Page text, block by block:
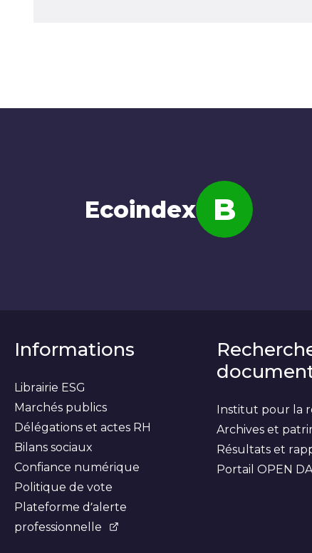
Note
Ecoindex B
Informations
Librairie ESG
Marchés publics
Délégations et actes RH
Bilans sociaux
Confiance numérique
Politique de vote
Plateforme d’alerte
professionnelle
Institut pour la
Archives et
Résultats et
Portail OPEN